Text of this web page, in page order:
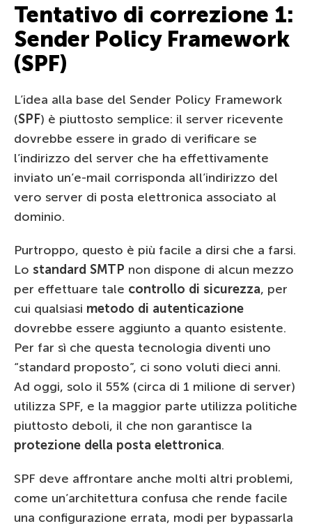
Tentativo di correzione 1:
Sender Policy Framework
(SPF)
L’idea alla base del Sender Policy Framework
(SPF) è piuttosto semplice: il server ricevente
dovrebbe essere in grado di verificare se
l’indirizzo del server che ha effettivamente
inviato un’e-mail corrisponda all’indirizzo del
vero server di posta elettronica associato al
dominio.
Purtroppo, questo è più facile a dirsi che a farsi.
Lo standard SMTP non dispone di alcun mezzo
per effettuare tale controllo di sicurezza, per
cui qualsiasi metodo di autenticazione
dovrebbe essere aggiunto a quanto esistente.
Per far sì che questa tecnologia diventi uno
“standard proposto”, ci sono voluti dieci anni.
Ad oggi, solo il 55% (circa di 1 milione di server)
utilizza SPF, e la maggior parte utilizza politiche
piuttosto deboli, il che non garantisce la
protezione della posta elettronica.
SPF deve affrontare anche molti altri problemi,
come un’architettura confusa che rende facile
una configurazione errata, modi per bypassarla